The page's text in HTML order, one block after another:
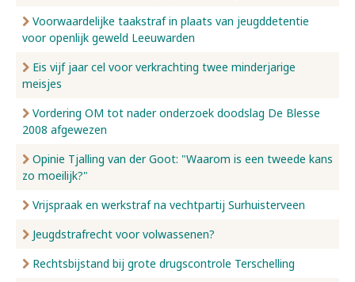
Voorwaardelijke taakstraf in plaats van jeugddetentie
voor openlijk geweld Leeuwarden
Eis vijf jaar cel voor verkrachting twee minderjarige
meisjes
Vordering OM tot nader onderzoek doodslag De Blesse
2008 afgewezen
Opinie Tjalling van der Goot: "Waarom is een tweede kans
zo moeilijk?"
Vrijspraak en werkstraf na vechtpartij Surhuisterveen
Jeugdstrafrecht voor volwassenen?
Rechtsbijstand bij grote drugscontrole Terschelling